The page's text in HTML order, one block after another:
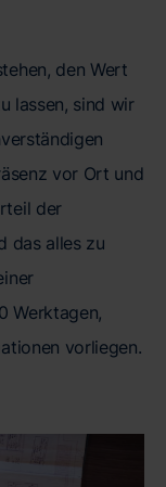
den Wert
lassen, sind wir
vor Ort und
der
das alles zu
Werktagen,
vorliegen.